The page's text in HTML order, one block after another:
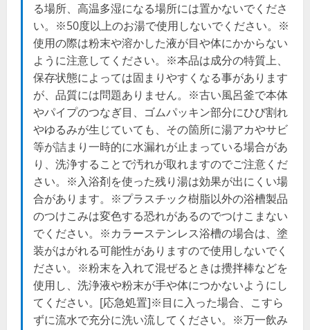
る場所、高温多湿になる場所には置かないでくださ
い。※50度以上のお湯で使用しないでください。※
使用の際は粉末や溶かした液が目や体にかからない
ように注意してください。※本品は成分の特質上、
保存状態によっては固まりやすくなる事があります
が、品質には問題ありません。※古い風呂釜で本体
やパイプのつなぎ目、ゴムパッキン部分にひび割れ
やゆるみが生じていても、その箇所に湯アカやサビ
等が詰まり一時的に水漏れが止まっている場合があ
り、洗浄することで汚れが取れますのでご注意くだ
さい。※入浴剤を使った残り湯は効果が出にくい場
合があります。※プラスチック樹脂以外の浴槽製品
のつけこみは変色する恐れがあるのでつけこまない
でください。※カラーステンレス浴槽の場合は、塗
装がはがれる可能性がありますので使用しないでく
ださい。※粉末を入れて混ぜるときは攪拌棒などを
使用し、洗浄液や粉末が手や体につかないようにし
てください。[応急処置]※目に入った場合、こすら
ずに流水で充分に洗い流してください。※万一飲み